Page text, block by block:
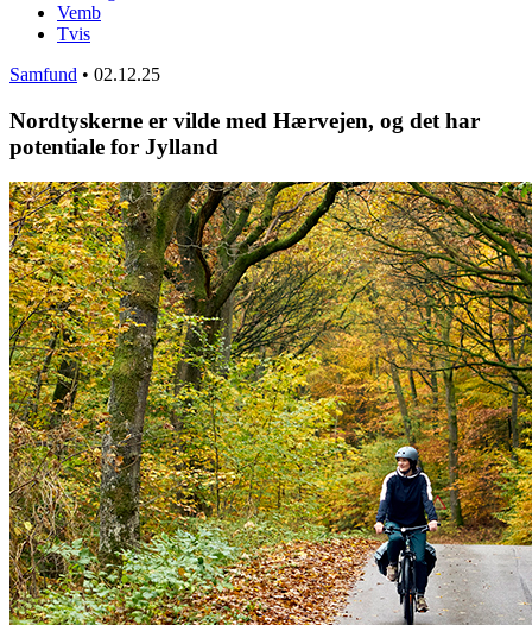
Vemb
Tvis
Samfund • 02.12.25
Nordtyskerne er vilde med Hærvejen, og det har
potentiale for Jylland